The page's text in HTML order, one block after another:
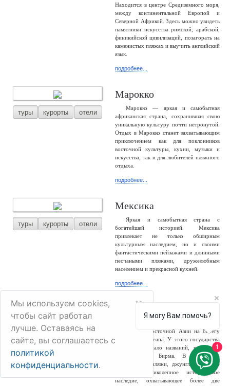
Находится в центре Средиземного моря,
между континентальной Европой и
Северной Африкой. Здесь можно увидеть
памятники искусства римской, арабской,
финикийской цивилизаций, позагорать на
каменистых пляжах и выучить английский
язык.
подробнее...
туры курорты отели
Марокко
Марокко — яркая и самобытная
африканская страна, сохранившая свою
уникальную культуру почти нетронутой.
Отдых в Марокко станет захватывающим
приключением как для поклонников
восточной культуры, кухни, музыки и
искусства, так и для любителей пляжного
отдыха.
подробнее...
туры курорты отели
Мексика
Яркая и самобытная страна с
богатейшей историей. Мексика
привлекает не только обширным
культурным наследием, но и своими
фантастическими пейзажами и длинными
песчаными пляжами, дружелюбным
населением и прекрасной кухней.
подробнее...
туры отели
страна Юго-Восточной Азии на берегу
Индийского океана. У этого государства
сменилось немало названий, россиянам
известно как Бирма. В стране –
белоснежные пляжи, джунгли, снежные
горы и великолепное историческое
наследие, охватывающее более две
Мы используем cookies,
чтобы сайт работал
лучше. Оставаясь на
сайте, вы соглашаетесь с
политикой
конфиденциальности.
×
Я могу Вам помочь?
1